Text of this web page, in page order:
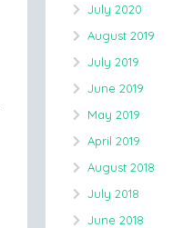
July 2020
August 2019
July 2019
June 2019
May 2019
April 2019
August 2018
July 2018
June 2018